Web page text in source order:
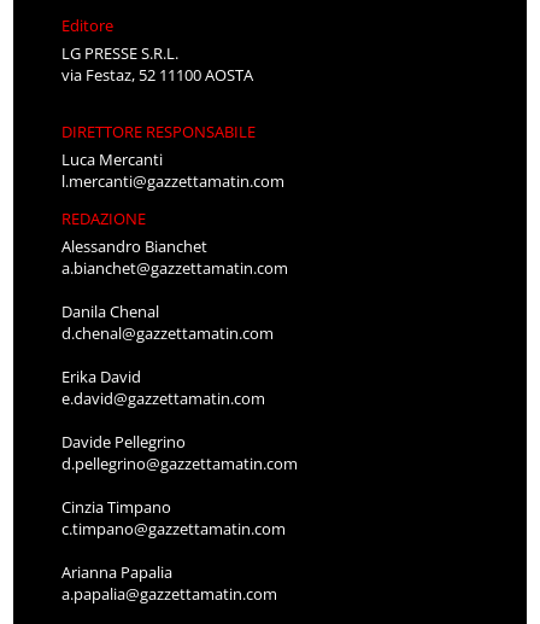
Editore
LG PRESSE S.R.L.
via Festaz, 52 11100 AOSTA
DIRETTORE RESPONSABILE
Luca Mercanti
l.mercanti@gazzettamatin.com
REDAZIONE
Alessandro Bianchet
a.bianchet@gazzettamatin.com
Danila Chenal
d.chenal@gazzettamatin.com
Erika David
e.david@gazzettamatin.com
Davide Pellegrino
d.pellegrino@gazzettamatin.com
Cinzia Timpano
c.timpano@gazzettamatin.com
Arianna Papalia
a.papalia@gazzettamatin.com